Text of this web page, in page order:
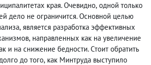
края. Очевидно, одной только
дело не ограничится. Основной целью
, является разработка эффективных
, направленных как на увеличение
и на снижение бедности. Стоит обратить
до того, как Минтруда выступило